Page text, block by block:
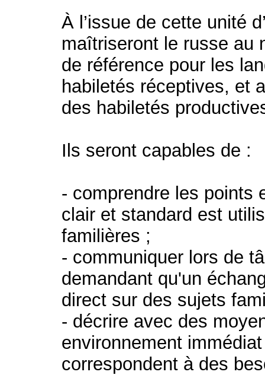
À l’issue de cette unité
maîtriseront le russe au
de référence pour les
habiletés réceptives, et
des habiletés
Ils seront capables de :
- comprendre les points
clair et standard est
familières ;
- communiquer lors de
demandant qu'un
direct sur des sujets
- décrire avec des
environnement
correspondent à des